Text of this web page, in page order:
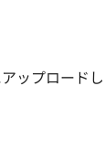
ップロー